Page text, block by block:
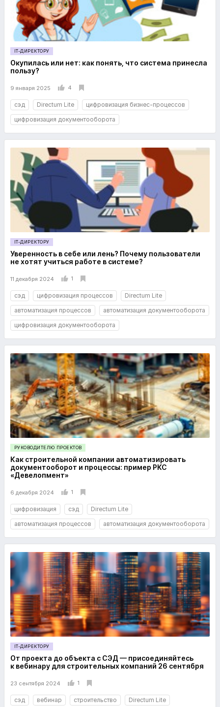
IT-ДИРЕКТОРУ
Окупилась или нет: как понять, что система принесла
пользу?
9 января 2025 4
сэд Directum Lite
цифровизация бизнес-процессов
цифровизация документооборота
IT-ДИРЕКТОРУ
Уверенность в себе или лень? Почему пользователи
не хотят учиться работе в системе?
11 декабря 2024 1
сэд цифровизация процессов
Directum Lite
автоматизация процессов
автоматизация документооборота
цифровизация документооборота
РУКОВОДИТЕЛЮ ПРОЕКТОВ
Как строительной компании автоматизировать
документооборот и процессы: пример РКС
«Девелопмент»
6 декабря 2024 1
цифровизация сэд
Directum Lite
автоматизация процессов
автоматизация документооборота
IT-ДИРЕКТОРУ
От проекта до объекта с СЭД — присоединяйтесь
к вебинару для строительных компаний 26 сентября
23 сентября 2024 1
сэд вебинар строительство Directum Lite